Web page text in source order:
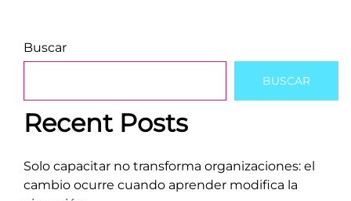
Buscar
BUSCAR
Recent Posts
Solo capacitar no transforma organizaciones: el
cambio ocurre cuando aprender modifica la